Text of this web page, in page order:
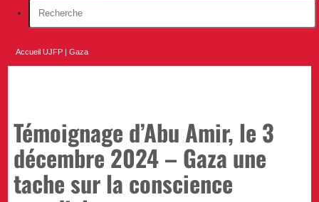
Accueil UJFP |Gaza
Témoignage d’Abu Amir, le 3
décembre 2024 – Gaza une
tache sur la conscience